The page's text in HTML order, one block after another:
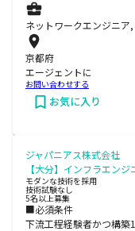
ネットワークエンジニア
京都府
エージェントに
お問い合わせする
お気に入り
ジャパニアス株式会社
【大分】インフラエン
モダンな技術を採用
技術試験なし
5名以上募集
■必須条件
下流工程経験者かつ構